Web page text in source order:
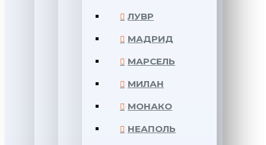
ЛУВР
МАДРИД
МАРСЕЛЬ
МИЛАН
МОНАКО
НЕАПОЛЬ